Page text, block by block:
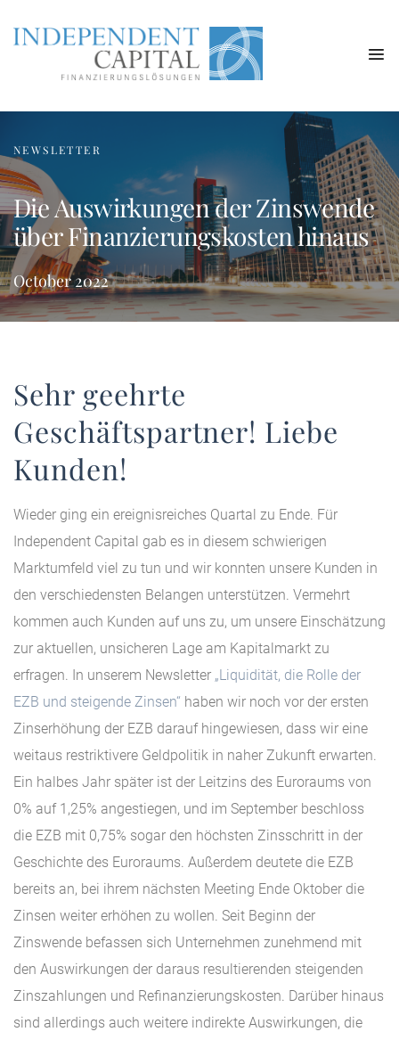
NEWSLETTER
Die Auswirkungen der Zinswende
über Finanzierungskosten hinaus
October 2022
Sehr geehrte
Geschäftspartner! Liebe
Kunden!
Wieder ging ein ereignisreiches Quartal zu Ende. Für
Independent Capital gab es in diesem schwierigen
Marktumfeld viel zu tun und wir konnten unsere Kunden in
den verschiedensten Belangen unterstützen. Vermehrt
kommen auch Kunden auf uns zu, um unsere Einschätzung
zur aktuellen, unsicheren Lage am Kapitalmarkt zu
erfragen. In unserem Newsletter „Liquidität, die Rolle der
EZB und steigende Zinsen“ haben wir noch vor der ersten
Zinserhöhung der EZB darauf hingewiesen, dass wir eine
weitaus restriktivere Geldpolitik in naher Zukunft erwarten.
Ein halbes Jahr später ist der Leitzins des Euroraums von
0% auf 1,25% angestiegen, und im September beschloss
die EZB mit 0,75% sogar den höchsten Zinsschritt in der
Geschichte des Euroraums. Außerdem deutete die EZB
bereits an, bei ihrem nächsten Meeting Ende Oktober die
Zinsen weiter erhöhen zu wollen. Seit Beginn der
Zinswende befassen sich Unternehmen zunehmend mit
den Auswirkungen der daraus resultierenden steigenden
Zinszahlungen und Refinanzierungskosten. Darüber hinaus
sind allerdings auch weitere indirekte Auswirkungen, die